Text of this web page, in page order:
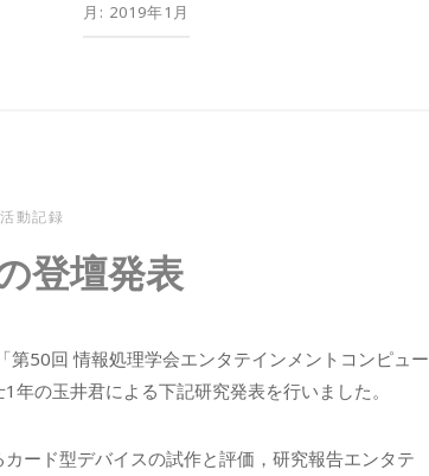
月: 2019年1月
活動記録
登壇発表
50回 情報処理学会エンタテインメントコンピュー
の玉井君による下記研究発表を行いました。
ード型デバイスの試作と評価，研究報告エンタテ